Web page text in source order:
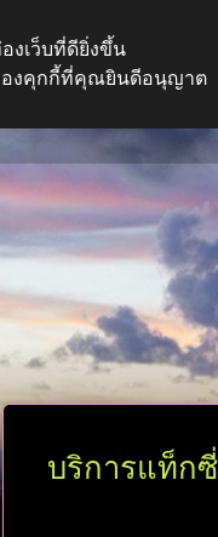
บริการแท็ก
งเว็บที่ดียิ่งขึ้น
องคุกกี้ที่คุณยินดีอนุญาต